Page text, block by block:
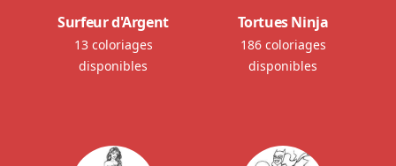
Surfeur d'Argent
13 coloriages
disponibles
Tortues Ninja
186 coloriages
disponibles